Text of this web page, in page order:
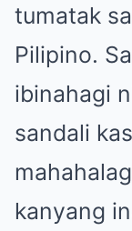
tumatak
Pilipino.
ibinahagi
sandali
kanyang